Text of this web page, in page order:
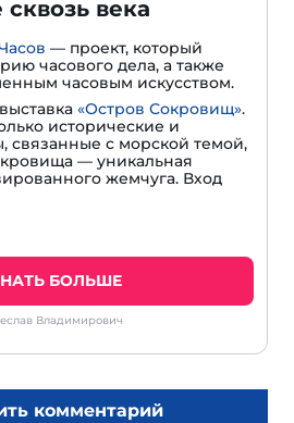
века
— проект, который
часового дела, а также
часовым искусством.
«Остров Сокровищ».
исторические и
связанные с морской темой,
— уникальная
жемчуга. Вход
БОЛЬШЕ
Владимирович
комментарий